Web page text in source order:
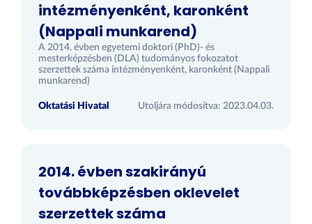
intézményenként, karonként
(Nappali munkarend)
A 2014. évben egyetemi doktori (PhD)- és
mesterképzésben (DLA) tudományos fokozatot
szerzettek száma intézményenként, karonként (Nappali
munkarend)
Oktatási Hivatal Utoljára módosítva: 2023.04.03.
2014. évben szakirányú
továbbképzésben oklevelet
szerzettek száma